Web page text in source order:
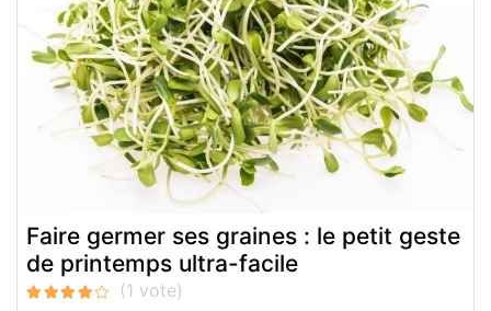
Faire germer ses graines : le petit geste
de printemps ultra-facile